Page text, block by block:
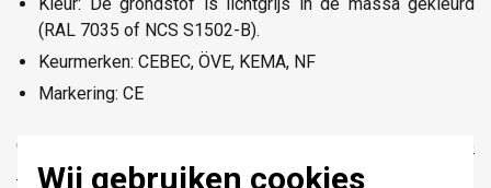
Wij gebruiken cookies
(RAL 7035 of NCS S1502-B).
Keurmerken: CEBEC, ÖVE, KEMA, NF
Markering: CE
Onderdeel van de waterdichte en IP55-gecertificeerde
Niko
Hydroserie.